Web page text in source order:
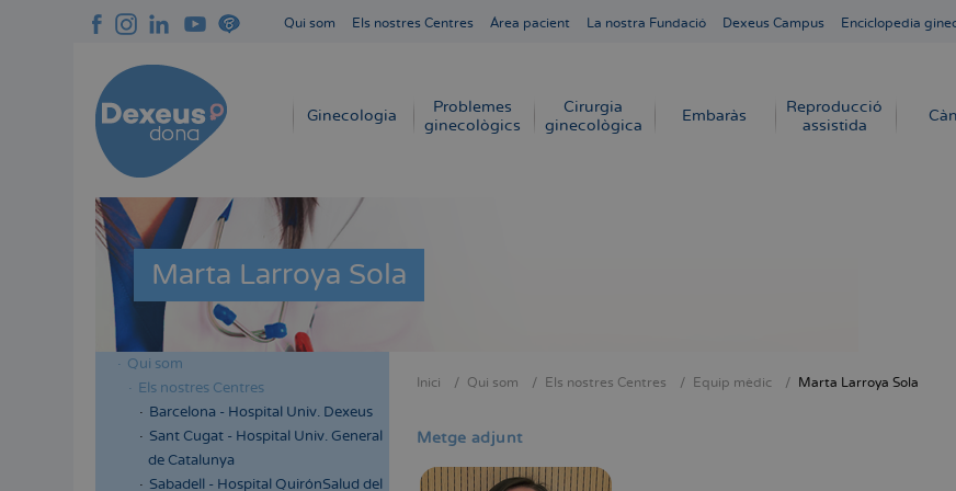
Qui som Els nostres Centres Área pacient La nostra Fundació Dexeus Campus Enciclopedia
Navegación
Ginecologia
Problemes
ginecològics
Cirurgia
ginecològica
Embaràs
Reproducció
assistida
Marta Larroya Sola
Menú
lateral
cabecera
Qui som
Els nostres Centres
Barcelona - Hospital Univ. Dexeus
Sant Cugat - Hospital Univ. General
de Catalunya
Sabadell - Hospital QuirónSalud del
d'Ariadna
Inici Qui som Els nostres Centres Equip mèdic Marta Larroya Sola
Metge adjunt